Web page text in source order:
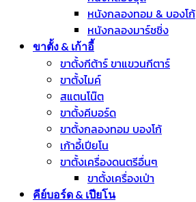
หนังกลองทอม & บองโก้
หนังกลองมาร์ชชิ่ง
ขาตั้ง & เก้าอี้
ขาตั้งกีต้าร์ ขาแขวนกีตาร์
ขาตั้งไมค์
สแตนโน๊ต
ขาตั้งคีบอร์ด
ขาตั้งกลองทอม บองโก้
เก้าอี้เปียโน
ขาตั้งเครื่องดนตรีอื่นๆ
ขาตั้งเครื่องเป่า
คีย์บอร์ด & เปียโน